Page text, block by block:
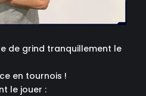
de grind tranquillement le
en tournois !
le jouer :